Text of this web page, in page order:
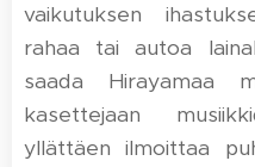
vaikutuksen
rahaa tai autoa
saada Hirayamaa
kasettejaan
yllättäen ilmoittaa